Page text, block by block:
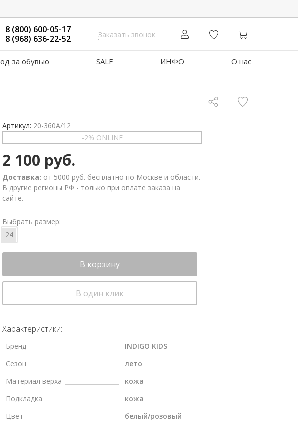
8 (800) 600-05-17
8 (968) 636-22-52
Заказать звонок
за обувью SALE ИНФО О нас
Артикул: 20-360A/12
-2% ONLINE
2 100 руб.
Доставка: от 5000 руб. бесплатно по Москве и области.
В другие регионы РФ - только при оплате заказа на
сайте.
Выбрать размер:
24
В корзину
В один клик
Характеристики:
Бренд
INDIGO KIDS
Сезон
лето
Материал верха
кожа
Подкладка
кожа
Цвет
белый/розовый